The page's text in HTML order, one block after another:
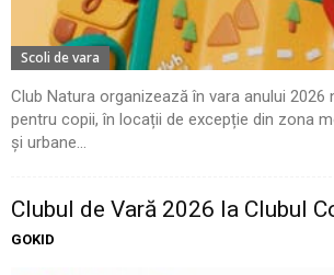
Scoli de vara
Club Natura organizează în vara anului 2026
pentru copii, în locații de excepție din zona
și urbane...
Clubul de Vară 2026 la Clubul
GOKID